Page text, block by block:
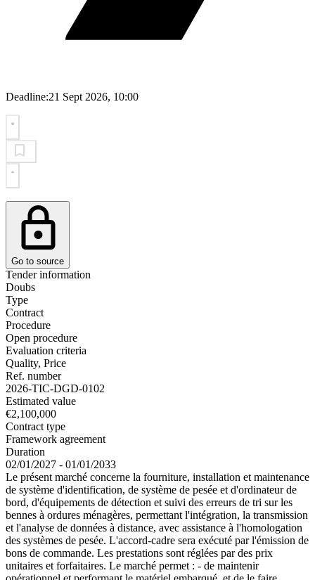
Deadline:21 Sept 2026, 10:00
Go to source
Tender information
Doubs
Type
Contract
Procedure
Open procedure
Evaluation criteria
Quality, Price
Ref. number
2026-TIC-DGD-0102
Estimated value
€2,100,000
Contract type
Framework agreement
Duration
02/01/2027 - 01/01/2033
Le présent marché concerne la fourniture, installation et maintenance
de système d'identification, de système de pesée et d'ordinateur de
bord, d'équipements de détection et suivi des erreurs de tri sur les
bennes à ordures ménagères, permettant l'intégration, la transmission
et l'analyse de données à distance, avec assistance à l'homologation
des systèmes de pesée. L'accord-cadre sera exécuté par l'émission de
bons de commande. Les prestations sont réglées par des prix
unitaires et forfaitaires. Le marché permet : - de maintenir